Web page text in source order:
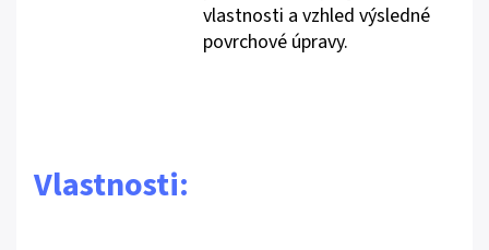
vlastnosti a vzhled výsledné
povrchové úpravy.
Vlastnosti: